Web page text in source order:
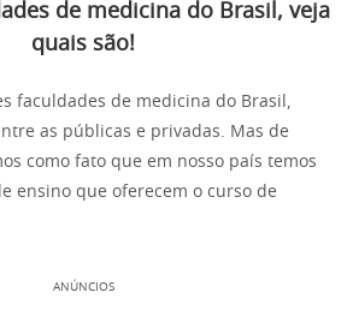
de medicina do Brasil, veja
quais são!
faculdades de medicina do Brasil,
as públicas e privadas. Mas de
como fato que em nosso país temos
ensino que oferecem o curso de
ANÚNCIOS